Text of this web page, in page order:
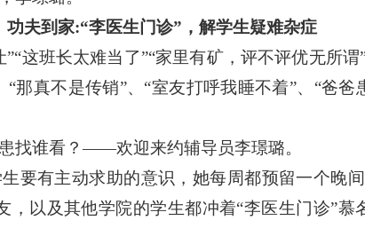
功夫到家:“李医生门诊” ，解学生疑难杂症
”“这班长太难当了”“家里有矿，评不评优无所谓
“那真不是传销”、 “室友打呼我睡不着”、 “爸爸
找谁看？——欢迎来约辅导员李璟璐。
要有主动求助的意识，她每周都预留一个晚
，以及其他学院的学生都冲着“李医生门诊”慕